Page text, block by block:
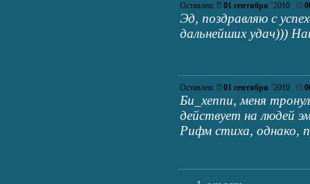
Оставлен: 01 сентября ’2010
Эд, поздравляю с
дальнейших удач)))
Оставлен: 01 сентября ’2010
Би_хеппи, меня
действует на людей
Рифм стиха, однако,